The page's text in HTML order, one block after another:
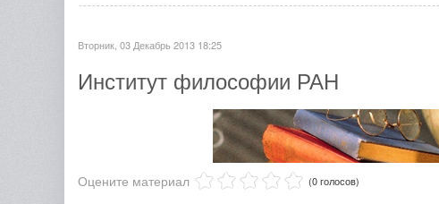
Вторник, 03 Декабрь 2013 18:25
Институт философии РАН
Оцените материал (0 голосов)